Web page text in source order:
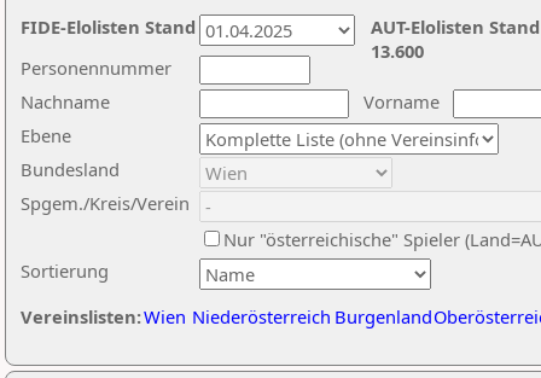
Nachname
Vorname
Ebene
Sortierung
Personennummer
Bundesland
Spgem./Kreis/Verein
Nur "österreichische" Spieler
Vereinslisten:Wien Niederösterreich Burgenland
AUT-Elolisten
13.600
FIDE-Elolisten Stand